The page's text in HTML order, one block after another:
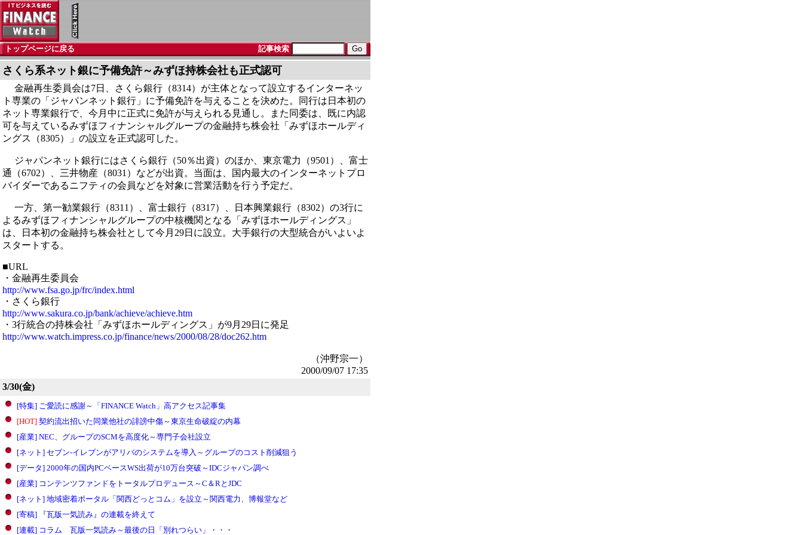
トップページに戻る 記事検索
さくら系ネット銀に予備免許～みずほ持株会社も正式認可
金融再生委員会は7日、さくら銀行（8314）が主体となって設立するインターネッ
ト専業の「ジャパンネット銀行」に予備免許を与えることを決めた。同行は日本初の
ネット専業銀行で、今月中に正式に免許が与えられる見通し。また同委は、既に内認
可を与えているみずほフィナンシャルグループの金融持ち株会社「みずほホールディ
ングス（8305）」の設立を正式認可した。
ジャパンネット銀行にはさくら銀行（50％出資）のほか、東京電力（9501）、富士
通（6702）、三井物産（8031）などが出資。当面は、国内最大のインターネットプロ
バイダーであるニフティの会員などを対象に営業活動を行う予定だ。
一方、第一勧業銀行（8311）、富士銀行（8317）、日本興業銀行（8302）の3行に
よるみずほフィナンシャルグループの中核機関となる「みずほホールディングス」
は、日本初の金融持ち株会社として今月29日に設立。大手銀行の大型統合がいよいよ
スタートする。
■URL
・金融再生委員会
http://www.fsa.go.jp/frc/index.html
・さくら銀行
http://www.sakura.co.jp/bank/achieve/achieve.htm
・3行統合の持株会社「みずほホールディングス」が9月29日に発足
http://www.watch.impress.co.jp/finance/news/2000/08/28/doc262.htm
（沖野宗一）
2000/09/07 17:35
3/30(金)
[特集] ご愛読に感謝～「FINANCE Watch」高アクセス記事集
[HOT] 契約流出招いた同業他社の誹謗中傷～東京生命破綻の内幕
[産業] NEC、グループのSCMを高度化～専門子会社設立
[ネット] セブン-イレブンがアリバのシステムを導入～グループのコスト削減狙う
[データ] 2000年の国内PCベースWS出荷が10万台突破～IDCジャパン調べ
[産業] コンテンツファンドをトータルプロデュース～C＆RとJDC
[ネット] 地域密着ポータル「関西どっとコム」を設立～関西電力、博報堂など
[寄稿] 『瓦版一気読み』の連載を終えて
[連載] コラム 瓦版一気読み～最後の日「別れつらい」・・・